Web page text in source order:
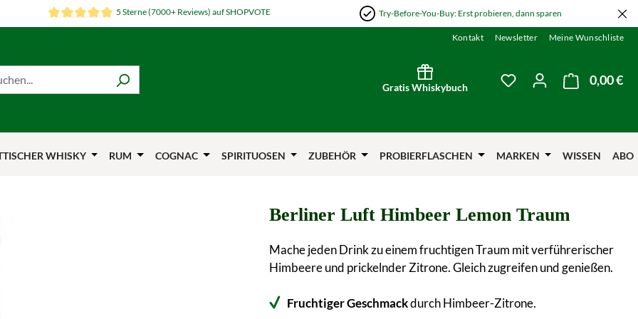
5 Sterne (7000+ Reviews) auf SHOPVOTE Try-Before-You-Buy: Erst probieren, dann sparen
Kontakt Newsletter Meine Wunschliste
Gratis Whiskybuch
Du hast 0 Produkte
0,00 €
WHISKY RUM COGNAC SPIRITUOSEN ZUBEHÖR PROBIERFLASCHEN MARKEN WISSEN ABO
Berliner Luft Himbeer Lemon Traum
Mache jeden Drink zu einem fruchtigen Traum mit verführerischer
Himbeere und prickelnder Zitrone. Gleich zugreifen und genießen.
Fruchtiger Geschmackdurch Himbeer-Zitrone.